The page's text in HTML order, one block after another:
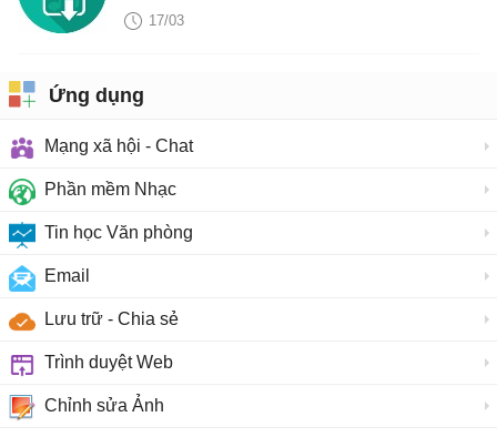
cực dễ
17/03
Ứng dụng
Mạng xã hội - Chat
Phần mềm Nhạc
Tin học Văn phòng
Email
Lưu trữ - Chia sẻ
Trình duyệt Web
Chỉnh sửa Ảnh